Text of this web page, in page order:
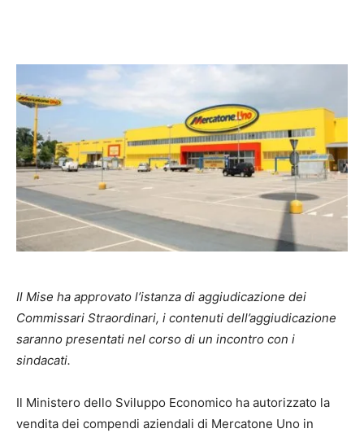
Il Mise ha approvato l’istanza di aggiudicazione dei
Commissari Straordinari, i contenuti dell’aggiudicazione
saranno presentati nel corso di un incontro con i
sindacati.
Il Ministero dello Sviluppo Economico ha autorizzato la
vendita dei compendi aziendali di Mercatone Uno in